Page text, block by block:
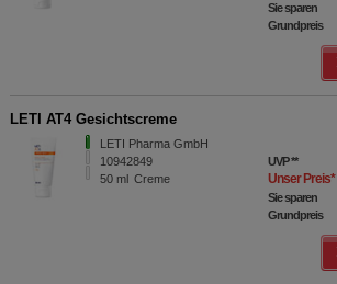
Sie sparen
Grundpreis
LETI AT4 Gesichtscreme
LETI Pharma GmbH
10942849
50 ml Creme
UVP**
Unser Preis*
Sie sparen
Grundpreis